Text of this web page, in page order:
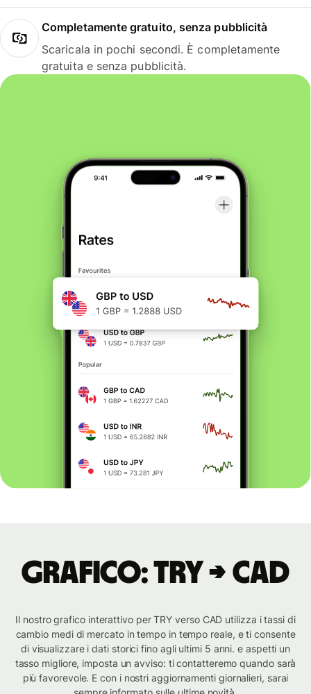
Completamente gratuito, senza pubblicità
Scaricala in pochi secondi. È completamente
gratuita e senza pubblicità.
Grafico: TRY → CAD
Il nostro grafico interattivo per TRY verso CAD utilizza i tassi di
cambio medi di mercato in tempo in tempo reale, e ti consente
di visualizzare i dati storici fino agli ultimi 5 anni. e aspetti un
tasso migliore, imposta un avviso: ti contatteremo quando sarà
più favorevole. E con i nostri aggiornamenti giornalieri, sarai